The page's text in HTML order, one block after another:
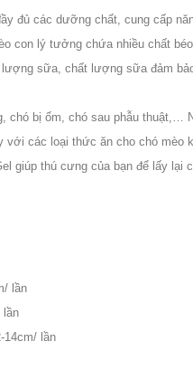
đủ các dưỡng chất, cung cấp
con lý tưởng chứa nhiều chất
sữa, chất lượng sữa đảm
bị ốm, chó sau phẫu thuật,…
các loại thức ăn cho chó mèo
giúp thú cưng của bạn để lấy lại
lần
lần
14cm/ lần